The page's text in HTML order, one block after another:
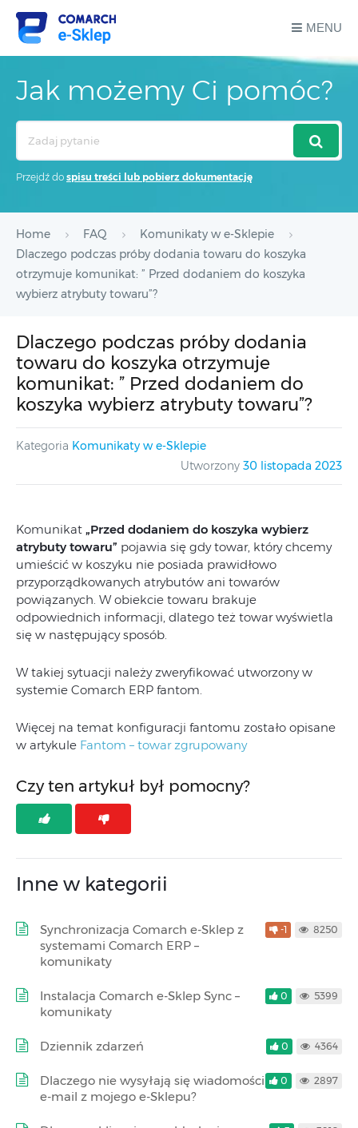
MENU
Jak możemy Ci pomóc?
Przejdź do spisu treści lub pobierz dokumentację
Home FAQ
Komunikaty w e-Sklepie
Dlaczego podczas próby dodania towaru do koszyka
otrzymuje komunikat: ” Przed dodaniem do koszyka
wybierz atrybuty towaru”?
Dlaczego podczas próby dodania
towaru do koszyka otrzymuje
komunikat: ” Przed dodaniem do
koszyka wybierz atrybuty towaru”?
Kategoria Komunikaty w e-Sklepie
Utworzony 30 listopada 2023
Komunikat „Przed dodaniem do koszyka wybierz
atrybuty towaru” pojawia się gdy towar, który chcemy
umieścić w koszyku nie posiada prawidłowo
przyporządkowanych atrybutów ani towarów
powiązanych. W obiekcie towaru brakuje
odpowiednich informacji, dlatego też towar wyświetla
się w następujący sposób.
W takiej sytuacji należy zweryfikować utworzony w
systemie Comarch ERP fantom.
Więcej na temat konfiguracji fantomu zostało opisane
w artykule Fantom – towar zgrupowany
Czy ten artykuł był pomocny?
Inne w kategorii
Synchronizacja Comarch e-Sklep z
systemami Comarch ERP –
komunikaty
-1 8250
Instalacja Comarch e-Sklep Sync –
komunikaty
0 5399
Dziennik zdarzeń 0 4364
Dlaczego nie wysyłają się wiadomości
e-mail z mojego e-Sklepu?
0 2897